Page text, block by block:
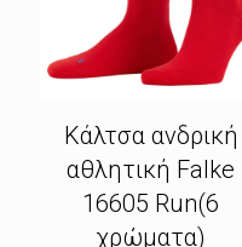
Κάλτσα ανδρική
αθλητική Falke
16605 Run(6
χρώματα)